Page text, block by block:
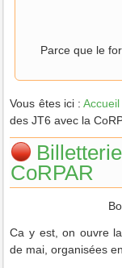
Parce que le
Vous êtes ici :Accueil
des JT6 avec la
CoRPAR
Ca y est, on ouvre
de mai, organisées